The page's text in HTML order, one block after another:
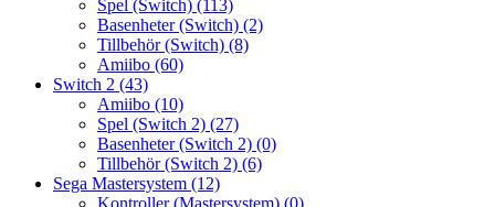
Spel (Switch) (113)
Basenheter (Switch) (2)
Tillbehör (Switch) (8)
Amiibo (60)
Switch 2 (43)
Amiibo (10)
Spel (Switch 2) (27)
Basenheter (Switch 2) (0)
Tillbehör (Switch 2) (6)
Sega Mastersystem (12)